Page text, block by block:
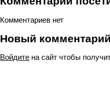
Комментариев нет
Новый
Войдите на сайт чтобы